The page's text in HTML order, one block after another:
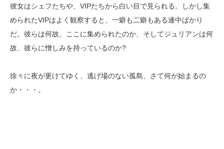
彼女はシェフたちや、VIPたちから白い目で見られる。しかし集
められたVIPはよく観察すると、一癖も二癖もある連中ばかり
だ。彼らは何故、ここに集められたのか、そしてジュリアンは何
故、彼らに憎しみを持っているのか?
徐々に夜が更けてゆく、逃げ場のない孤島、さて何が始まるの
か・・・。